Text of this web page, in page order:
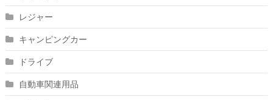
レジャー
キャンピングカー
ドライブ
自動車関連用品